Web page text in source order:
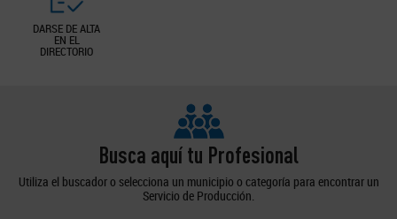
DARSE DE ALTA
EN EL
DIRECTORIO
Busca aquí tu Profesional
Utiliza el buscador o selecciona un municipio o categoría para encontrar un
Servicio de Producción.